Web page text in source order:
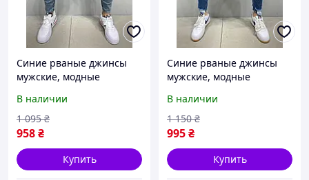
Синие рваные джинсы
мужские, модные
молодежные турецкие в
обтяжку джинсы(весна,
осень)
В наличии
958₴
1 095 ₴
Купить
Синие рваные джинсы
мужские, модные
молодежные турецкие
узкие джинсы(весна,
осень)
В наличии
995₴
1 150 ₴
Купить